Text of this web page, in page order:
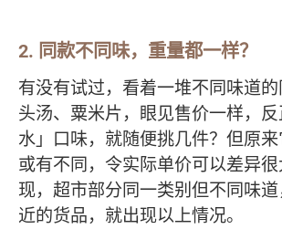
2. 同款不同味，重量都一样？
有没有试过，看着一堆不同味道
头汤、粟米片，眼见售价一样，
水」口味，就随便挑几件？但原
或有不同，令实际单价可以差异
现，超市部分同一类别但不同味
近的货品，就出现以上情况。